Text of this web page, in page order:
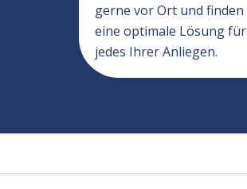
gerne vor Ort und finden
eine optimale Lösung für
jedes Ihrer Anliegen.